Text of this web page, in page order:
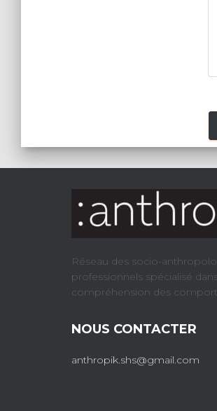
Réseau des socio-
professionnels spécialisé
compréhension des
NOUS CONTACTER
anthropik.shs@gmail.com